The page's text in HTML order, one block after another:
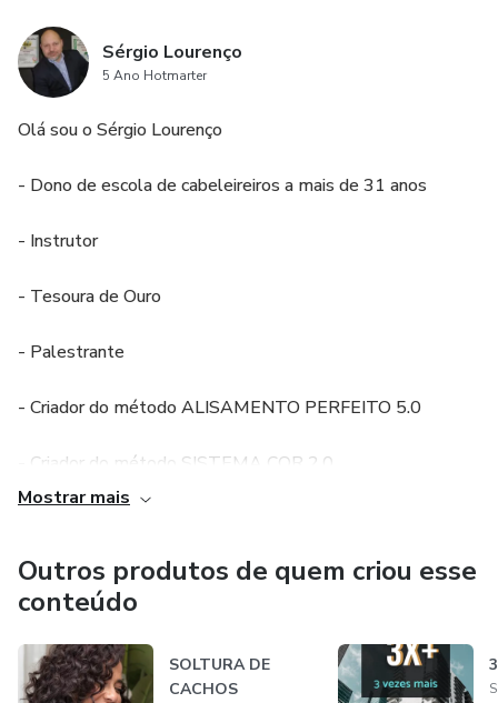
Sérgio Lourenço
5 Ano Hotmarter
Olá sou o Sérgio Lourenço
- Dono de escola de cabeleireiros a mais de 31 anos
- Instrutor
- Tesoura de Ouro
- Palestrante
- Criador do método ALISAMENTO PERFEITO 5.0
- Criador do método SISTEMA COR 2.0
- Criador do CURSO DE CABELEIREIRO 2.0
cursos e consultorias que já fiz, para criar um sistema, um
método único capaz de pegar a pessoa mais inexperiente
Mostrar mais
Outros produtos de quem criou esse
conteúdo
SOLTURA DE
CACHOS